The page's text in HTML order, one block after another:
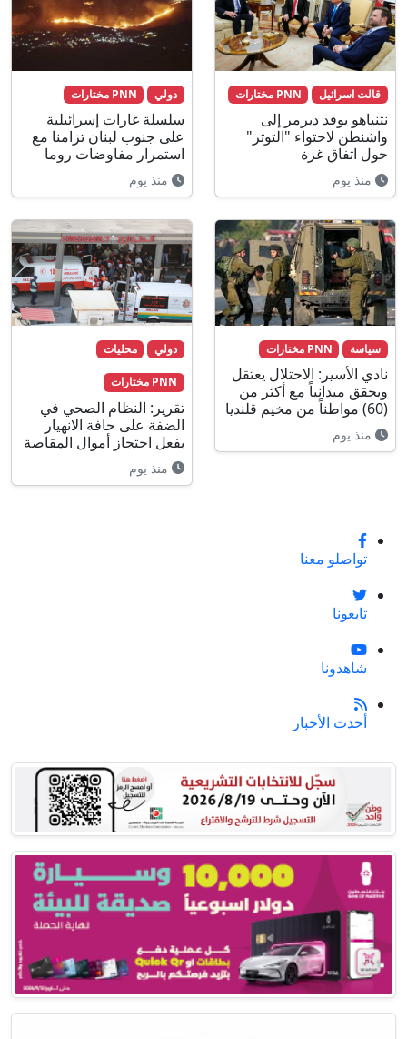
قالت اسرائيل PNN مختارات
نتنياهو يوفد ديرمر إلى
واشنطن لاحتواء "التوتر"
حول اتفاق غزة
منذ يوم
دولي PNN مختارات
سلسلة غارات إسرائيلية
على جنوب لبنان تزامنا مع
استمرار مفاوضات روما
منذ يوم
سياسة PNN مختارات
نادي الأسير: الاحتلال يعتقل
ويحقق ميدانياً مع أكثر من
(60) مواطناً من مخيم قلنديا
منذ يوم
دولي محليات
PNN مختارات
تقرير: النظام الصحي في
الضفة على حافة الانهيار
بفعل احتجاز أموال المقاصة
منذ يوم
تواصلو معنا
تابعونا
شاهدونا
أحدث الأخبار